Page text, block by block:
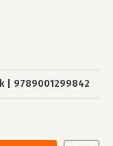
9789001299842